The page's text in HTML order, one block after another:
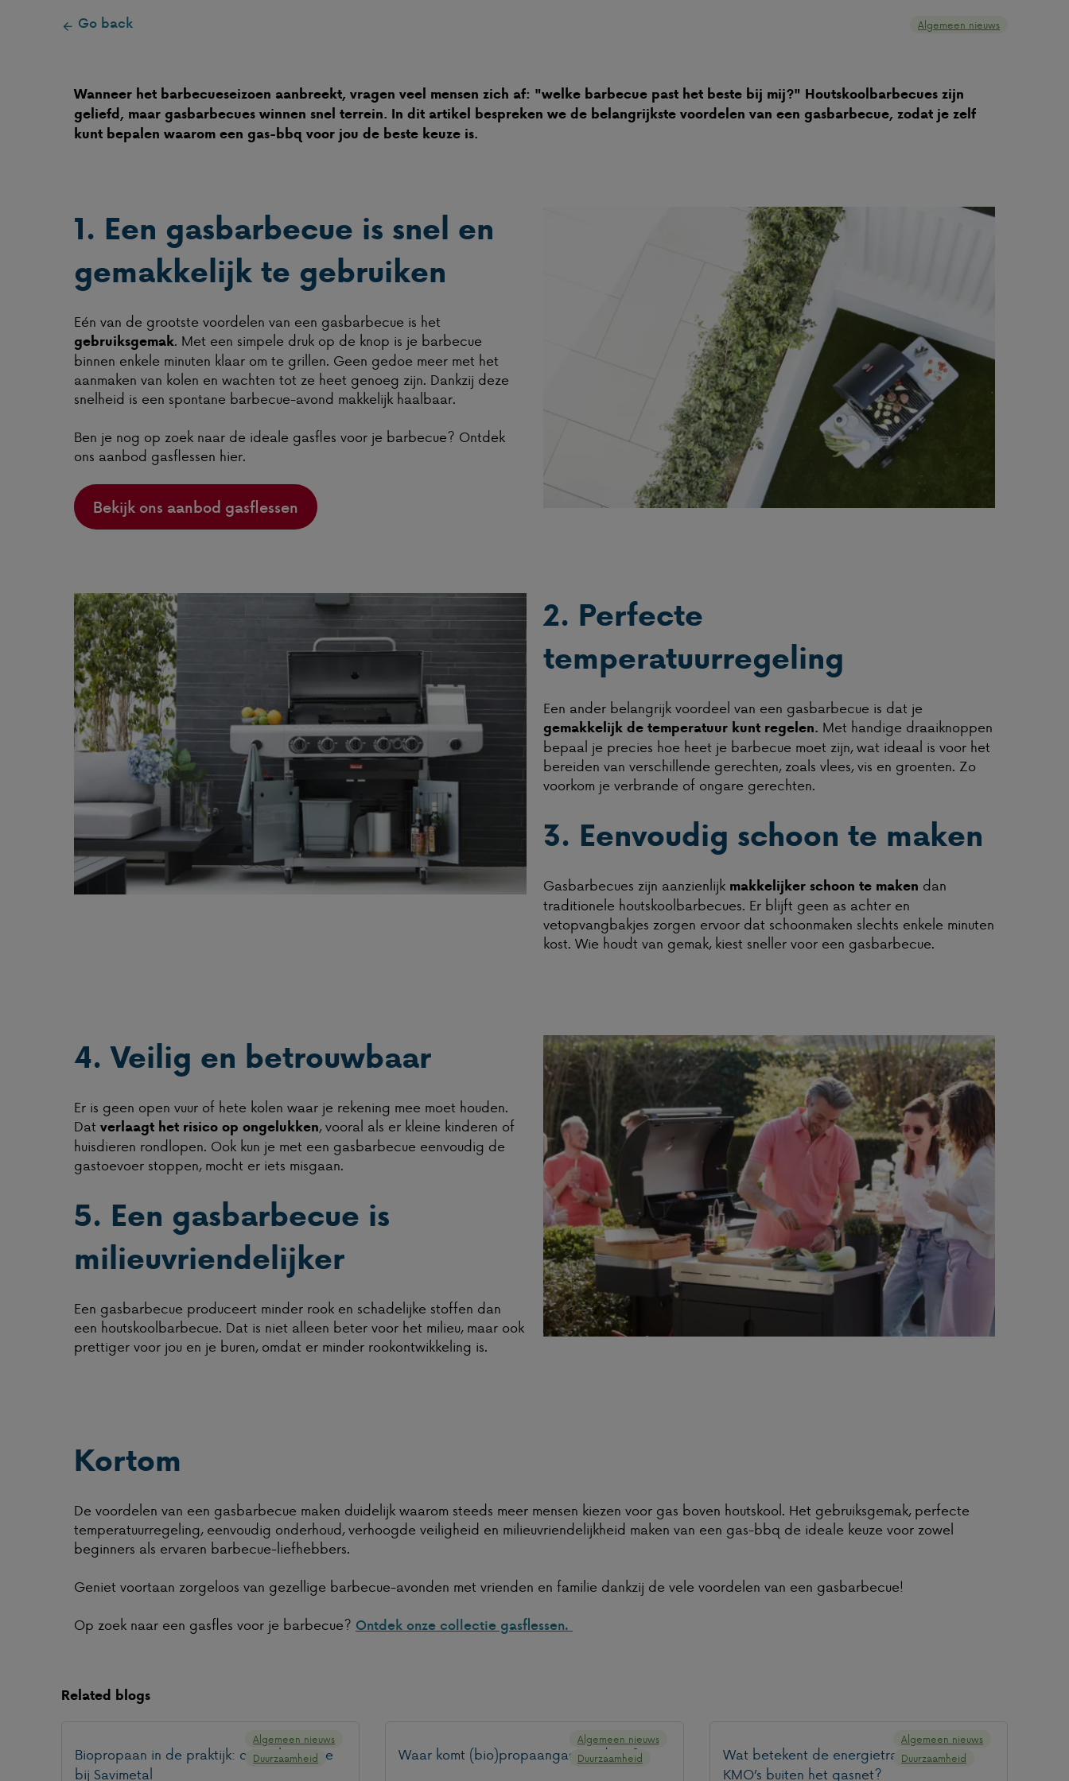
Go back Algemeen nieuws
Wanneer het barbecueseizoen aanbreekt, vragen veel mensen zich af: "welke barbecue past het beste bij mij?" Houtskoolbarbecues zijn
geliefd, maar gasbarbecues winnen snel terrein. In dit artikel bespreken we de belangrijkste voordelen van een gasbarbecue, zodat je zelf
kunt bepalen waarom een gas-bbq voor jou de beste keuze is.
1. Een gasbarbecue is snel en
gemakkelijk te gebruiken
Eén van de grootste voordelen van een gasbarbecue is het
gebruiksgemak. Met een simpele druk op de knop is je barbecue
binnen enkele minuten klaar om te grillen. Geen gedoe meer met het
aanmaken van kolen en wachten tot ze heet genoeg zijn. Dankzij deze
snelheid is een spontane barbecue-avond makkelijk haalbaar.
Ben je nog op zoek naar de ideale gasfles voor je barbecue? Ontdek
ons aanbod gasflessen hier.
Bekijk ons aanbod gasflessen
2. Perfecte
temperatuurregeling
Een ander belangrijk voordeel van een gasbarbecue is dat je
gemakkelijk de temperatuur kunt regelen. Met handige draaiknoppen
bepaal je precies hoe heet je barbecue moet zijn, wat ideaal is voor het
bereiden van verschillende gerechten, zoals vlees, vis en groenten. Zo
voorkom je verbrande of ongare gerechten.
3. Eenvoudig schoon te maken
Gasbarbecues zijn aanzienlijk makkelijker schoon te maken dan
traditionele houtskoolbarbecues. Er blijft geen as achter en
vetopvangbakjes zorgen ervoor dat schoonmaken slechts enkele minuten
kost. Wie houdt van gemak, kiest sneller voor een gasbarbecue.
4. Veilig en betrouwbaar
Er is geen open vuur of hete kolen waar je rekening mee moet houden.
Dat verlaagt het risico op ongelukken, vooral als er kleine kinderen of
huisdieren rondlopen. Ook kun je met een gasbarbecue eenvoudig de
gastoevoer stoppen, mocht er iets misgaan.
5. Een gasbarbecue is
milieuvriendelijker
Een gasbarbecue produceert minder rook en schadelijke stoffen dan
een houtskoolbarbecue. Dat is niet alleen beter voor het milieu, maar ook
prettiger voor jou en je buren, omdat er minder rookontwikkeling is.
Kortom
De voordelen van een gasbarbecue maken duidelijk waarom steeds meer mensen kiezen voor gas boven houtskool. Het gebruiksgemak, perfecte
temperatuurregeling, eenvoudig onderhoud, verhoogde veiligheid en milieuvriendelijkheid maken van een gas-bbq de ideale keuze voor zowel
beginners als ervaren barbecue-liefhebbers.
Geniet voortaan zorgeloos van gezellige barbecue-avonden met vrienden en familie dankzij de vele voordelen van een gasbarbecue!
Op zoek naar een gasfles voor je barbecue? Ontdek onze collectie gasflessen.
Related blogs
Biopropaan in de praktijk: onze showcase
bij Savimetal
Algemeen nieuws
Duurzaamheid
Waar komt (bio)propaangas vandaan?
Algemeen nieuws
Duurzaamheid
Wat betekent de energietransitie voor
KMO’s buiten het gasnet?
Algemeen nieuws
Duurzaamheid